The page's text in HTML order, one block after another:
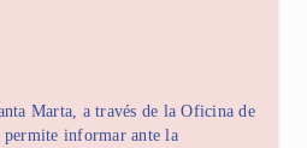
Marta, a través de la Oficina de
informar ante la